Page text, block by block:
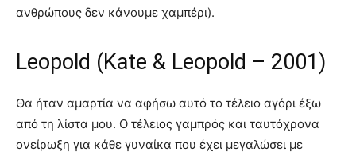
ανθρώπους δεν κάνουμε χαμπέρι).
Leopold (Kate & Leopold – 2001)
Θα ήταν αμαρτία να αφήσω αυτό το τέλειο αγόρι έξω
από τη λίστα μου. Ο τέλειος γαμπρός και ταυτόχρονα
ονείρωξη για κάθε γυναίκα που έχει μεγαλώσει με